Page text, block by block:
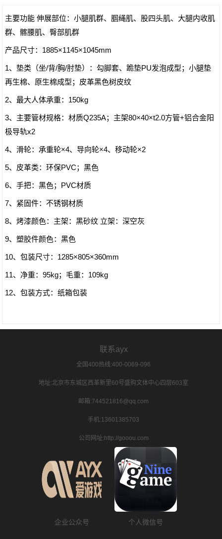
主要功能 伸展部位：小腿肌群、腘绳肌、股四头肌、大腿内收肌
群、髂腰肌、臀部肌群
产品尺寸：1885×1145×1045mm
1、垫类（坐/背/胸/肘垫）：勾脚套、跪垫PU发泡成型；小腿垫
再生棉、原生棉成型；皮革黑色树皮纹
2、最大人体承重：150kg
3、主要管材规格：材质Q235A；主架80×40×t2.0方管+铝合金阳
极导轨x2
4、滑轮：承重轮×4、导向轮×4、移动轮×2
5、皮革类：环保PVC；黑色
6、手把：黑色；PVC材质
7、紧固件：不锈钢材质
8、烤漆颜色：主架：黑砂纹 立架：深空灰
9、塑胶件颜色：黑色
10、包装尺寸：1285×805×360mm
11、净重：95kg；毛重：109kg
12、包装方式：纸箱包装
联系ayx
全国400热线:400-0069-096
地址:北京市东城区西革新里60号盛购文体中心四层603室
邮箱:744521816@qq.com
手机:13601385703
公司网址:http://gooou.com
企业公众号 个人微信号